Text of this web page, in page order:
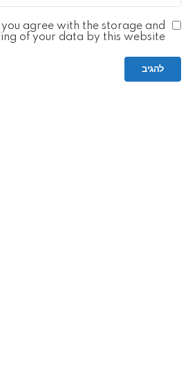
you agree with the storage and
of your data by this website.